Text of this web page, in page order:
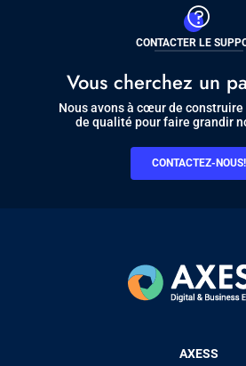
CONTACTER LE
Vous cherchez un
Nous avons à cœur de
de qualité pour faire grandir
CONTACTEZ-NOUS!
AXESS